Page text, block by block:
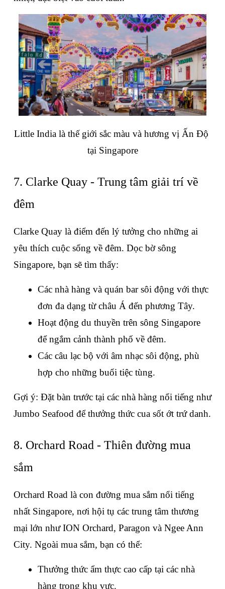
Little India là thế giới sắc màu và hương vị Ấn Độ
tại Singapore
7. Clarke Quay - Trung tâm giải trí về
đêm
Clarke Quay là điểm đến lý tưởng cho những ai
yêu thích cuộc sống về đêm. Dọc bờ sông
Singapore, bạn sẽ tìm thấy:
Các nhà hàng và quán bar sôi động với thực
đơn đa dạng từ châu Á đến phương Tây.
Hoạt động du thuyền trên sông Singapore
để ngắm cảnh thành phố về đêm.
Các câu lạc bộ với âm nhạc sôi động, phù
hợp cho những buổi tiệc tùng.
Gợi ý: Đặt bàn trước tại các nhà hàng nổi tiếng như
Jumbo Seafood để thưởng thức cua sốt ớt trứ danh.
8. Orchard Road - Thiên đường mua
sắm
Orchard Road là con đường mua sắm nổi tiếng
nhất Singapore, nơi hội tụ các trung tâm thương
mại lớn như ION Orchard, Paragon và Ngee Ann
City. Ngoài mua sắm, bạn có thể:
Thưởng thức ẩm thực cao cấp tại các nhà
hàng trong khu vực.